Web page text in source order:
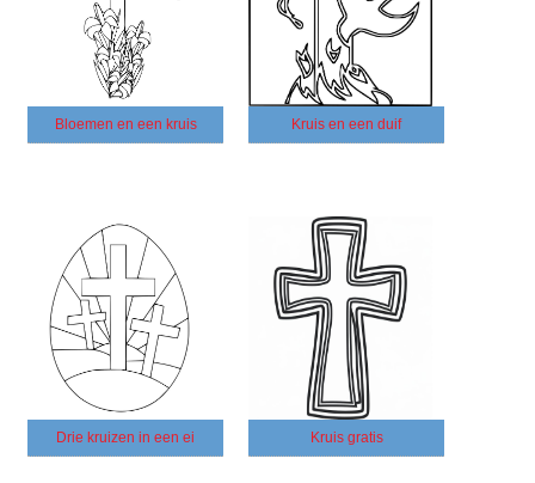
Bloemen en een kruis Kruis en een duif
Drie kruizen in een ei Kruis gratis